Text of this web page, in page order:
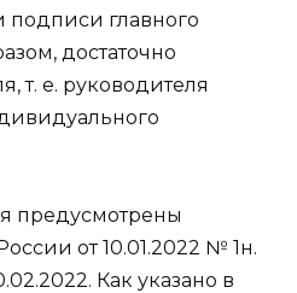
подписи главного
достаточно
т. е. руководителя
предусмотрены
от 10.01.2022 № 1н.
Как указано в